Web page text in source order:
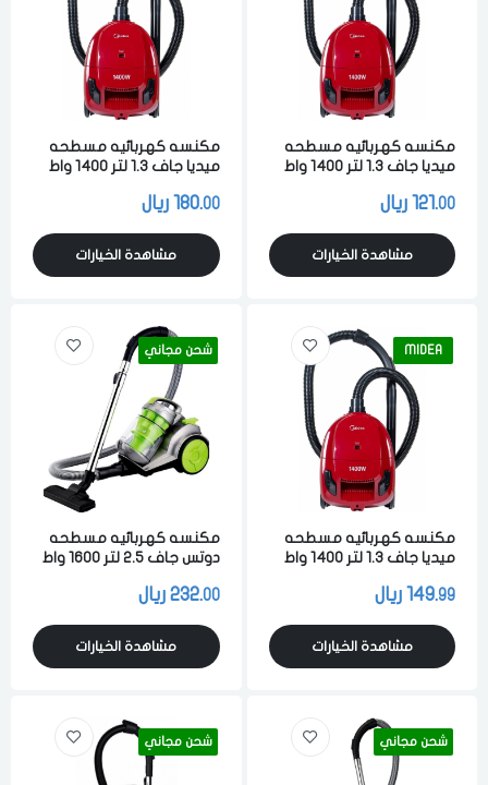
مكنسه كهربائيه مسطحه
ميديا جاف 1.3 لتر 1400 واط
121.00 ريال
مشاهدة الخيارات
مكنسه كهربائيه مسطحه
ميديا جاف 1.3 لتر 1400 واط
180.00 ريال
مشاهدة الخيارات
MIDEA
مكنسه كهربائيه مسطحه
ميديا جاف 1.3 لتر 1400 واط
149.99 ريال
مشاهدة الخيارات
شحن مجاني
مكنسه كهربائيه مسطحه
دوتس جاف 2.5 لتر 1600 واط
232.00 ريال
مشاهدة الخيارات
شحن مجاني شحن مجاني